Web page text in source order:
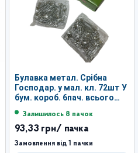
Булавка метал. Срібна
Господар. у мал. кл. 72шт У
бум. короб. 6пач. всього
Залишилось 8 пачок
93,33 грн/ пачка
Замовлення від 1 пачки